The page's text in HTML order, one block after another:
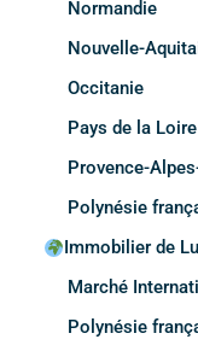
Normandie
Nouvelle-
Occitanie
Pays de la Loire
Provence-
Polynésie
Immobilier de
Marché
Polynésie